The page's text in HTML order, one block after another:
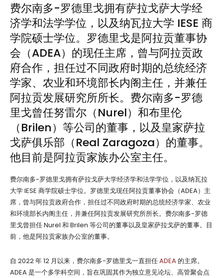
费尔南多-罗德里戈拥有萨拉戈萨大学经
济学和法学学位 ，以及纳瓦拉大学 IESE 商
学院硕士学位。罗德里戈是阿拉贡董事协
会（ADEA）的现任主席，曾与阿拉贡政
府合作，担任过不同政府时期的总统经济
学家、农业和环境部长内阁主任，并兼任
阿拉贡发展研究所所长。费尔南多-罗德
里戈曾任努雷尔（Nurel）和布里伦
（Brilen）等公司的董事，以及皇家萨拉
戈萨俱乐部（Real Zaragoza）的董事。
他目前是阿拉贡家族办公室主任。
费尔南多-罗德里戈拥有萨拉戈萨大学经济学和法学学位，以及纳瓦拉
大学 IESE 商学院硕士学位。罗德里戈现任阿拉贡董事协会（ADEA）主
席，曾与阿拉贡政府合作，担任过不同政府时期的总统经济学家、农业
和环境部长内阁主任，并兼任阿拉贡发展研究所所长。费尔南多-罗德
里戈曾担任 Nurel 和 Brilen 等公司的董事以及皇家萨拉戈萨的董事。目
前，他是阿拉贡家族办公室的董事。
自 2022 年 12 月以来，费尔南多-罗德里戈一直担任ADEA的主席。
ADEA 是一个多学科空间，旨在巩固其作为独立意见论坛、高管聚会点